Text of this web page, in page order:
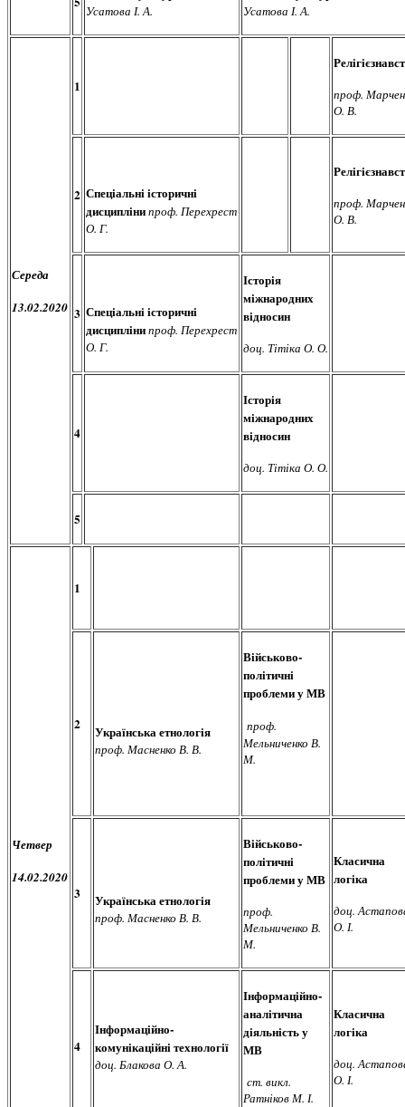
Усатова І. А.
Усатова І. А.
Середа
13.02.2020
1
проф.
О. В.
2 Спеціальні історичні
дисциплінипроф. Перехрест
О. Г.
проф.
О. В.
3 Спеціальні історичні
дисциплінипроф. Перехрест
О. Г.
Історія
міжнародних
відносин
доц. Тітіка О. О.
4
Історія
міжнародних
відносин
доц. Тітіка О. О.
5
Четвер
14.02.2020
1
2 Українська етнологія
проф. Масненко В. В.
Військово-
політичні
проблеми у МВ
проф.
Мельниченко В.
М.
3 Українська етнологія
проф. Масненко В. В.
Військово-
політичні
проблеми у МВ
проф.
Мельниченко В.
М.
Класична
логіка
доц.
О. І.
4
Інформаційно-
комунікаційні технології
доц. Блакова О. А.
Інформаційно-
аналітична
діяльність у
МВ
ст. викл.
Ратніков М. І.
Класична
логіка
доц.
О. І.